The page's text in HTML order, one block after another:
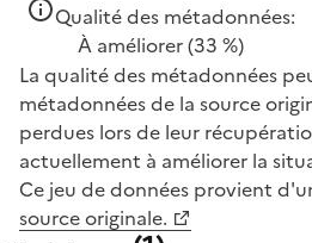
Qualité des métadonnées:
À améliorer(33 %)
La qualité des métadonnées
métadonnées de la source
perdues lors de leur
actuellement à améliorer la
Ce jeu de données provient
source originale.